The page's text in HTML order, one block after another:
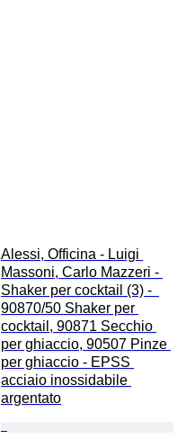
Alessi, Officina - Luigi
Massoni, Carlo Mazzeri -
Shaker per cocktail (3) -
90870/50 Shaker per
cocktail, 90871 Secchio
per ghiaccio, 90507 Pinze
per ghiaccio - EPSS
acciaio inossidabile
argentato